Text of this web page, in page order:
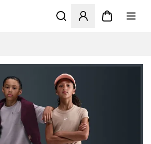
Åbner en Modal til at